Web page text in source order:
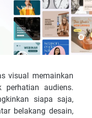
visual memainkan
perhatian audiens.
siapa saja,
belakang desain,